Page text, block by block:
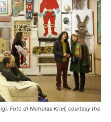
Foto di Nicholas Krief, courtesy the
di Collezione da
esclusivi
il mercato
scaricare subito
Guida Mercato
2026!